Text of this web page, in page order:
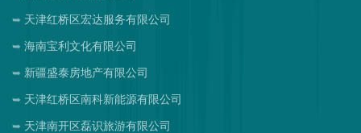
天津红桥区宏达服务有限公司
海南宝利文化有限公司
新疆盛泰房地产有限公司
天津红桥区南科新能源有限公司
天津南开区磊识旅游有限公司